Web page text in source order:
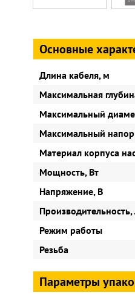
Основные
Длина кабеля, м
Максимальная
Максимальный
Максимальный напор
Материал корпуса
Мощность, Вт
Напряжение, В
Режим работы
Резьба
Параметры